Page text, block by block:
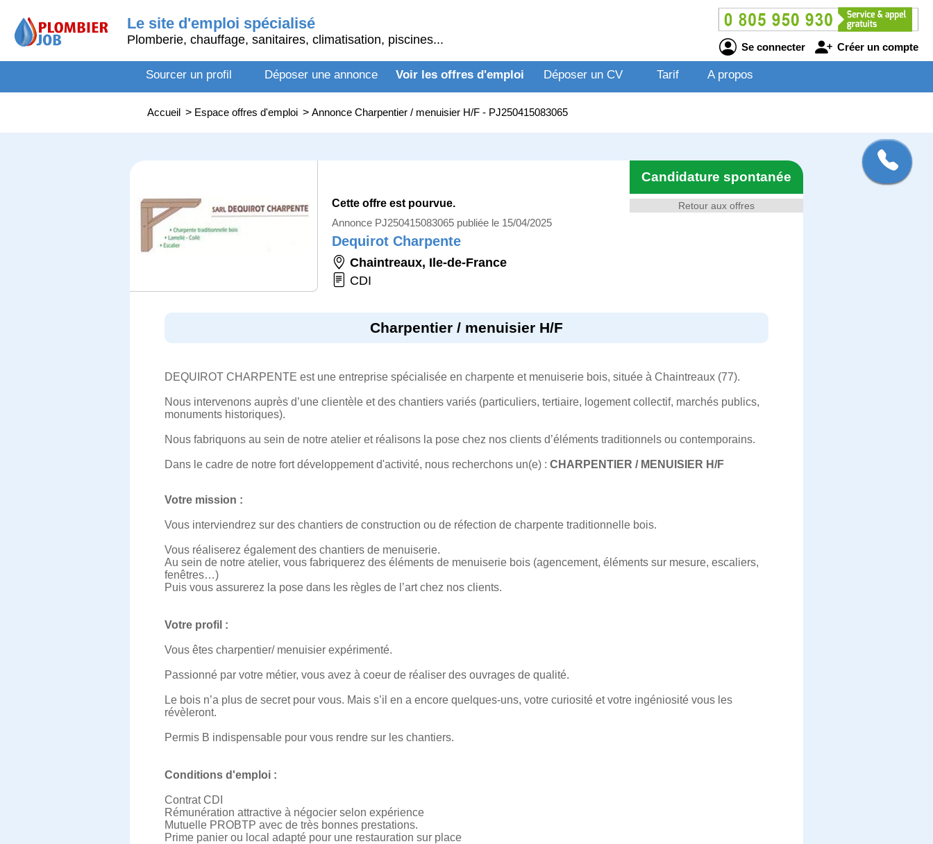
Le site d'emploi spécialisé
Plomberie, chauffage, sanitaires, climatisation, piscines...
Se connecter Créer un compte
Sourcer un profil Déposer une annonce Voir les offres d'emploi Déposer un CV Tarif A propos
Accueil > Espace offres d'emploi > Annonce Charpentier / menuisier H/F - PJ250415083065
Retour aux offres
Candidature spontanée
Cette offre est pourvue.
Annonce PJ250415083065 publiée le 15/04/2025
Dequirot Charpente
Chaintreaux, Ile-de-France
CDI
Charpentier / menuisier H/F
DEQUIROT CHARPENTE est une entreprise spécialisée en charpente et menuiserie bois, située à Chaintreaux (77).
Nous intervenons auprès d’une clientèle et des chantiers variés (particuliers, tertiaire, logement collectif, marchés publics,
monuments historiques).
Nous fabriquons au sein de notre atelier et réalisons la pose chez nos clients d’éléments traditionnels ou contemporains.
Dans le cadre de notre fort développement d'activité, nous recherchons un(e) : CHARPENTIER / MENUISIER H/F
Votre mission :
Vous interviendrez sur des chantiers de construction ou de réfection de charpente traditionnelle bois.
Vous réaliserez également des chantiers de menuiserie.
Au sein de notre atelier, vous fabriquerez des éléments de menuiserie bois (agencement, éléments sur mesure, escaliers,
fenêtres…)
Puis vous assurerez la pose dans les règles de l’art chez nos clients.
Votre profil :
Vous êtes charpentier/ menuisier expérimenté.
Passionné par votre métier, vous avez à coeur de réaliser des ouvrages de qualité.
Le bois n’a plus de secret pour vous. Mais s’il en a encore quelques-uns, votre curiosité et votre ingéniosité vous les
révèleront.
Permis B indispensable pour vous rendre sur les chantiers.
Conditions d'emploi :
Contrat CDI
Rémunération attractive à négocier selon expérience
Mutuelle PROBTP avec de très bonnes prestations.
Prime panier ou local adapté pour une restauration sur place